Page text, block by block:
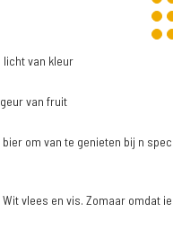
licht van kleur
van fruit
bier om van te genieten bij n
Wit vlees en vis. Zomaar omdat